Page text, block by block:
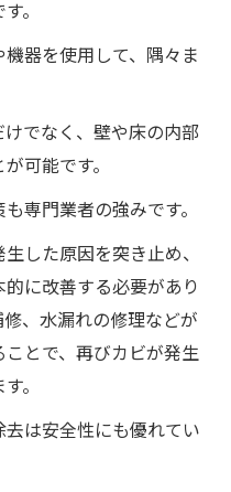
。
器を使用して、隅々ま
でなく、壁や床の内部
可能です。
専門業者の強みです。
した原因を突き止め、
に改善する必要があり
、水漏れの修理などが
とで、再びカビが発生
。
は安全性にも優れてい